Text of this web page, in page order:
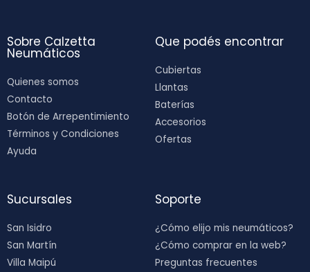
Sobre Calzetta
Neumáticos
Quienes somos
Contacto
Botón de Arrepentimiento
Términos y Condiciones
Ayuda
Que podés encontrar
Cubiertas
Llantas
Baterías
Accesorios
Ofertas
Sucursales
San Isidro
San Martín
Villa Maipú
Soporte
¿Cómo elijo mis neumáticos?
¿Cómo comprar en la web?
Preguntas frecuentes